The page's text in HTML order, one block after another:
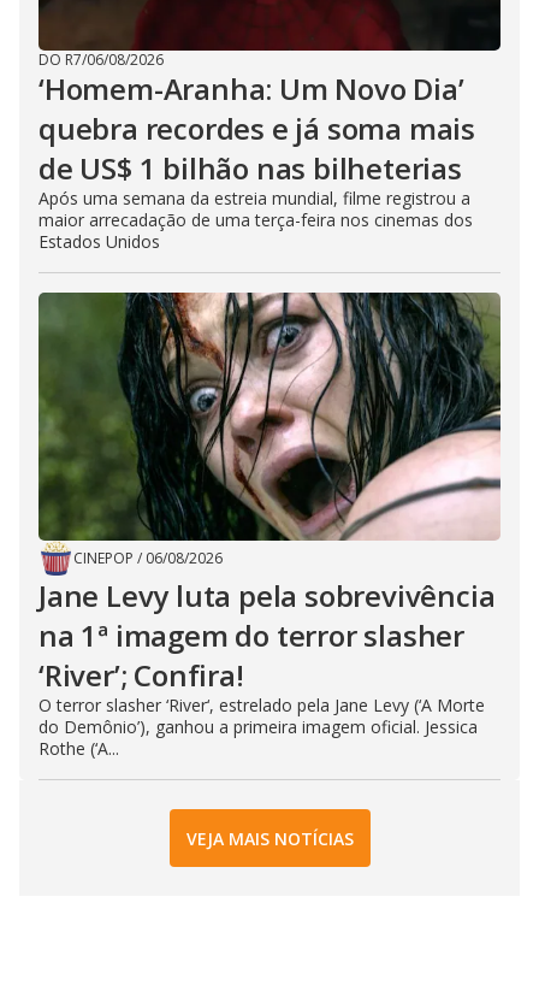
DO R7/06/08/2026
‘Homem-Aranha: Um Novo Dia’
quebra recordes e já soma mais
de US$ 1 bilhão nas bilheterias
Após uma semana da estreia mundial, filme registrou a
maior arrecadação de uma terça-feira nos cinemas dos
Estados Unidos
CINEPOP / 06/08/2026
Jane Levy luta pela sobrevivência
na 1ª imagem do terror slasher
‘River’; Confira!
O terror slasher ‘River‘, estrelado pela Jane Levy (‘A Morte
do Demônio’), ganhou a primeira imagem oficial. Jessica
Rothe (‘A...
VEJA MAIS NOTÍCIAS